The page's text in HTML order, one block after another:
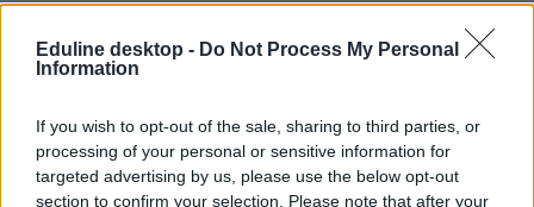
Eduline desktop - Do Not Process My Personal
Information
If you wish to opt-out of the sale, sharing to third parties, or
processing of your personal or sensitive information for
targeted advertising by us, please use the below opt-out
section to confirm your selection. Please note that after your